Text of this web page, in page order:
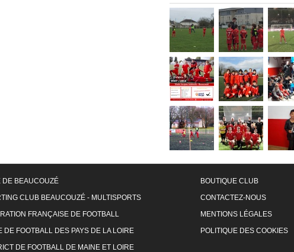
DE BEAUCOUZÉ
CLUB BEAUCOUZÉ - MULTISPORTS
FRANÇAISE DE FOOTBALL
DE FOOTBALL DES PAYS DE LA LOIRE
DE FOOTBALL DE MAINE ET LOIRE
BOUTIQUE CLUB
CONTACTEZ-NOUS
MENTIONS LÉGALES
POLITIQUE DES COOKIES